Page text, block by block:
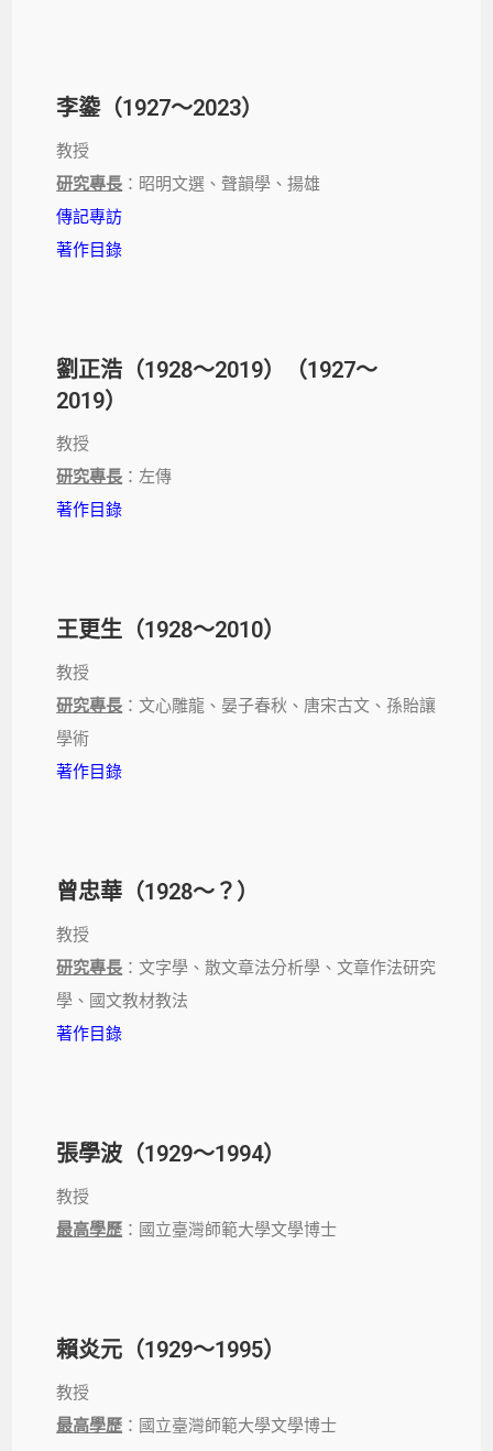
李鍌（1927～2023）
教授
研究專長 ：昭明文選、聲韻學、揚雄
傳記專訪
著作目錄
劉正浩（1928～2019）（1927～
2019）
教授
研究專長 ：左傳
著作目錄
王更生（1928～2010）
教授
研究專長 ：文心雕龍、晏子春秋、唐宋古文、孫貽讓
學術
著作目錄
曾忠華（1928～？）
教授
研究專長 ：文字學、散文章法分析學、文章作法研究
學、國文教材教法
著作目錄
張學波（1929～1994）
教授
最高學歷 ：國立臺灣師範大學文學博士
賴炎元（1929～1995）
教授
最高學歷 ：國立臺灣師範大學文學博士